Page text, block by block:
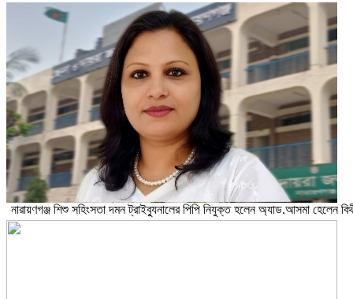
নারায়ণগঞ্জ শিশু সহিংসতা দমন ট্রাইব্যুনালের পিপি নিযুক্ত হলেন অ্যাড.আসমা হেলেন